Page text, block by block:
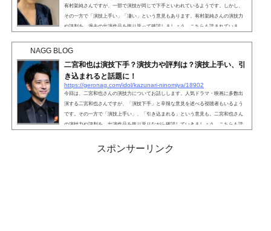
有村架純さんですが、一部で演技が同じで下手といわれているようです。しかし、
その一方で「演技上手い」「凄い」という意見もあります。有村架純さんの演技力
や評判を、過去の出演作品を振り返って確認しましょう。こちらも読まれていま
が、一部で「演技下手」「演技が同じ」と辛辣な意見が飛び交っています。有村架
NAGG BLOG
二宮和也は演技下手？演技力や評判は？演技上手い、引
き込まれると話題に！
https://geronag.com/idol/kazunari-ninomiya/18902
今回は、二宮和也さんの演技力についてお話しします。人気ドラマ・映画に多数出
演する二宮和也さんですが、「演技下手」と辛辣な意見を述べる視聴者もいるよう
です。その一方で「演技上手い」、「引き込まれる」という意見も。二宮和也さん
の演技力や評判を、出演作品を振り返りながら確認していきましょう。こちらも読
知名度が高い二宮和也さん。2022年には『マイファミリー』に出演し、注目を集め
ています。しかし、二宮和也さんの演技力に対して「演技...
スポンサーリンク